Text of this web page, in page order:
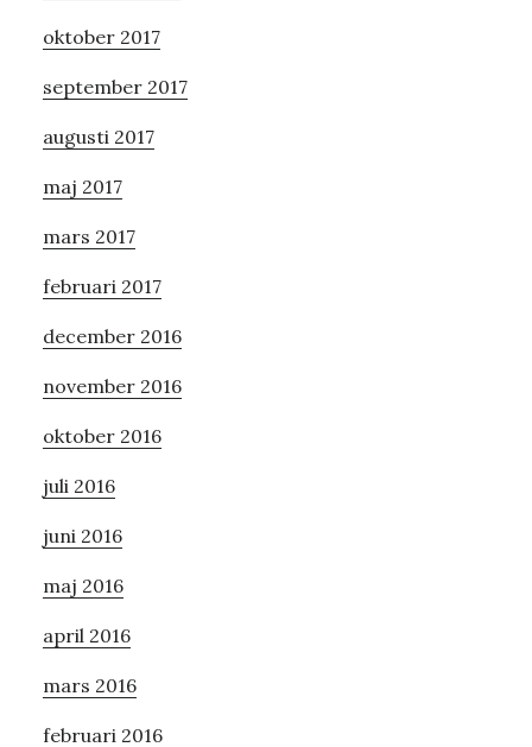
oktober 2017
september 2017
augusti 2017
maj 2017
mars 2017
februari 2017
december 2016
november 2016
oktober 2016
juli 2016
juni 2016
maj 2016
april 2016
mars 2016
februari 2016